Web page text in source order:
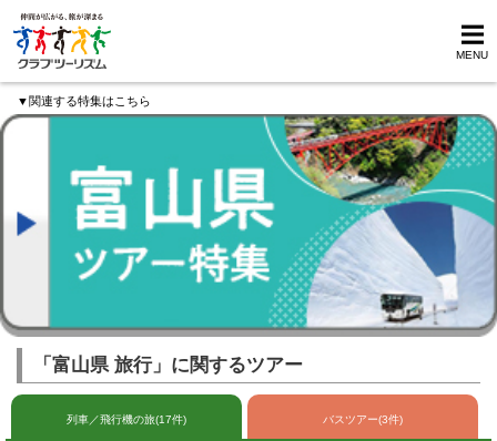
MENU
▼関連する特集はこちら
「富山県 旅行」に関するツアー
列車／飛行機の旅(17件) バスツアー(3件)